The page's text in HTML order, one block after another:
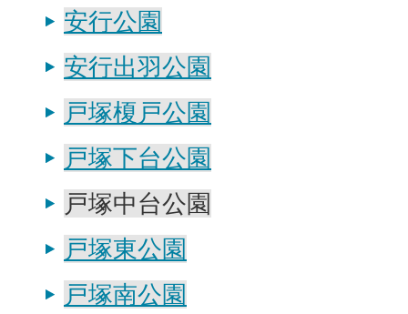
安行公園
安行出羽公園
戸塚榎戸公園
戸塚下台公園
戸塚中台公園
戸塚東公園
戸塚南公園